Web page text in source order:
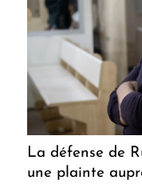
La défense de
une plainte